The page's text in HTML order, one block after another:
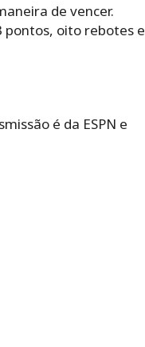
de vencer.
pontos, oito rebotes e
é da ESPN e